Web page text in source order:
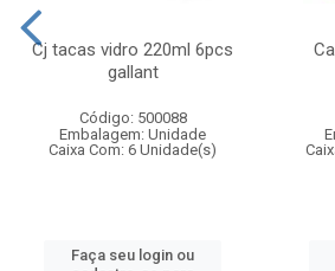
Cj tacas vidro 220ml 6pcs
gallant
Código: 500088
Embalagem: Unidade
Caixa Com: 6 Unidade(s)
Faça seu login ou